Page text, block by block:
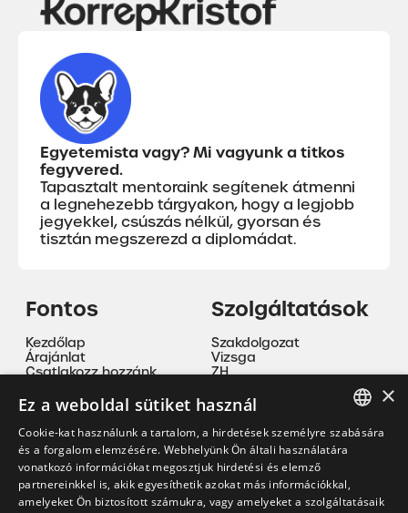
Egyetemista vagy? Mi vagyunk a titkos
fegyvered.
Tapasztalt mentoraink segítenek átmenni
a legnehezebb tárgyakon, hogy a legjobb
jegyekkel, csúszás nélkül, gyorsan és
tisztán megszerezd a diplomádat.
Fontos
Kezdőlap
Árajánlat
Csatlakozz hozzánk
Adatvédelmi nyilatkozat
Cookie tájékoztató
Szolgáltatások
Szakdolgozat
Vizsga
ZH
Nyelvoktatás
Magánóra
Szakmai gyakorlat
Mentorálás
Kapcsolat
HUNGARIAN
×
Ez a weboldal sütiket használ
Cookie-kat használunk a tartalom, a hirdetések személyre szabására
és a forgalom elemzésére. Webhelyünk Ön általi használatára
vonatkozó információkat megosztjuk hirdetési és elemző
partnereinkkel is, akik egyesíthetik azokat más információkkal,
amelyeket Ön biztosított számukra, vagy amelyeket a szolgáltatásaik